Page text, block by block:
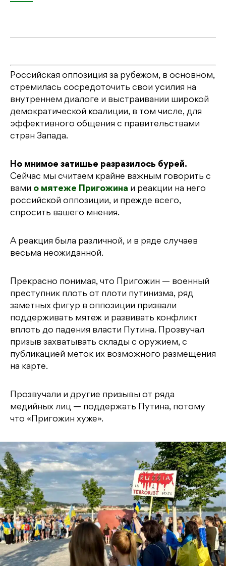
Российская оппозиция за рубежом, в основном,
стремилась сосредоточить свои усилия на
внутреннем диалоге и выстраивании широкой
демократической коалиции, в том числе, для
эффективного общения с правительствами
стран Запада.
Но мнимое затишье разразилось бурей.
Сейчас мы считаем крайне важным говорить с
вами о мятеже Пригожина и реакции на него
российской оппозиции, и прежде всего,
спросить вашего мнения.
А реакция была различной, и в ряде случаев
весьма неожиданной.
Прекрасно понимая, что Пригожин — военный
преступник плоть от плоти путинизма, ряд
заметных фигур в оппозиции призвали
поддерживать мятеж и развивать конфликт
вплоть до падения власти Путина. Прозвучал
призыв захватывать склады с оружием, с
публикацией меток их возможного размещения
на карте.
Прозвучали и другие призывы от ряда
медийных лиц — поддержать Путина, потому
что «Пригожин хуже».